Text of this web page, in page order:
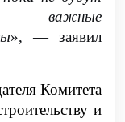
важные
», — заявил
Комитета
и